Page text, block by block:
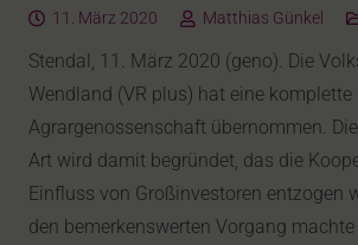
11. März 2020 Matthias Günkel
Stendal, 11. März 2020 (geno). Die
Wendland (VR plus) hat eine komplette
Agrargenossenschaft übernommen.
Art wird damit begründet, das die
Einfluss von Großinvestoren entzogen
den bemerkenswerten Vorgang